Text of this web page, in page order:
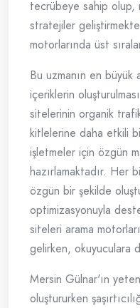
tecrübeye sahip olup,
stratejiler
motorlarında üst
Bu uzmanın en
içeriklerin
sitelerinin organik
kitlelerine daha etkili
işletmeler için özgün
hazırlamaktadır. Her
özgün bir şekilde
optimizasyonuyla
siteleri arama
gelirken, okuyuculara
Mersin Gülnar'ın
oluştururken